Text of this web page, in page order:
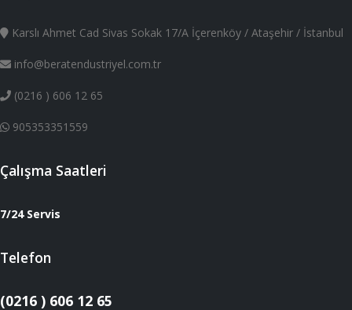
Karslı Ahmet Cad Sivas Sokak 17/A İçerenköy / Ataşehir / İstanbul
info@beratendustriyel.com.tr
(0216 ) 606 12 65
905353351559
Çalışma Saatleri
7/24 Servis
Telefon
(0216 ) 606 12 65